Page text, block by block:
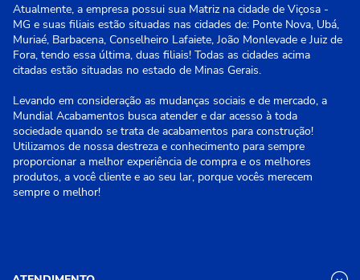
Atualmente, a empresa possui sua Matriz na cidade de Viçosa -
MG e suas filiais estão situadas nas cidades de: Ponte Nova, Ubá,
Muriaé, Barbacena, Conselheiro Lafaiete, João Monlevade e Juiz de
Fora, tendo essa última, duas filiais! Todas as cidades acima
citadas estão situadas no estado de Minas Gerais.
Levando em consideração as mudanças sociais e de mercado, a
Mundial Acabamentos busca atender e dar acesso à toda
sociedade quando se trata de acabamentos para construção!
Utilizamos de nossa destreza e conhecimento para sempre
proporcionar a melhor experiência de compra e os melhores
produtos, a você cliente e ao seu lar, porque vocês merecem
sempre o melhor!